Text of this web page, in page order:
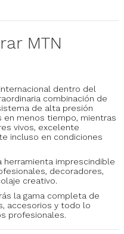
MTN
dentro del
combinación de
de alta presión
en menos tiempo, mientras
vivos, excelente
incluso en condiciones
herramienta imprescindible
decoradores,
creativo.
la gama completa de
accesorios y todo lo
profesionales.